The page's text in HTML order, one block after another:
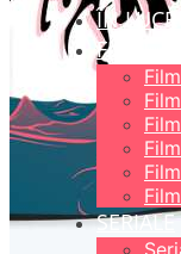
ÎN
FILME
SERIALE